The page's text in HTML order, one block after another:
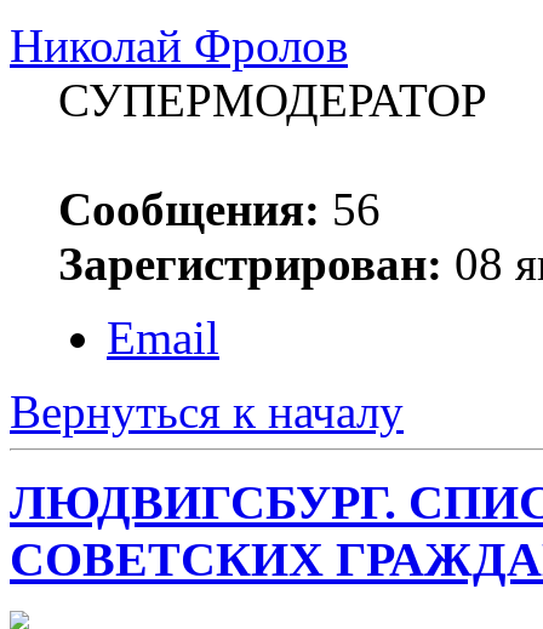
Николай Фролов
СУПЕРМОДЕРАТОР
Сообщения: 56
Зарегистрирован: 08
Email
Вернуться к началу
ЛЮДВИГСБУРГ.
СОВЕТСКИХ